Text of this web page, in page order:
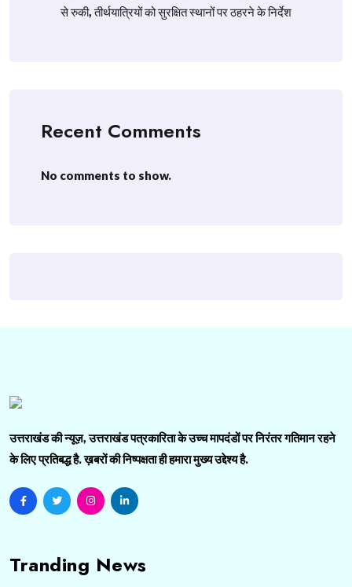
से रुकी, तीर्थयात्रियों को सुरक्षित स्थानों पर ठहरने के निर्देश
Recent Comments
No comments to show.
उत्तराखंड की न्यूज़, उत्तराखंड पत्रकारिता के उच्च मापदंडों पर निरंतर गतिमान रहने
के लिए प्रतिबद्ध है. ख़बरों की निष्पक्षता ही हमारा मुख्य उद्देश्य है.
Tranding News